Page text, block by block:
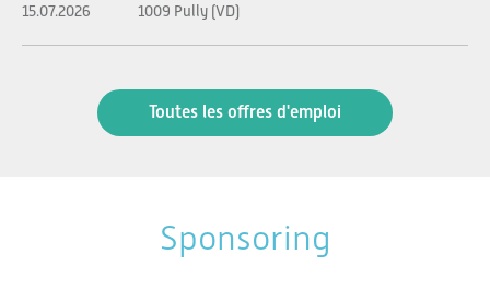
15.07.2026 1009 Pully (VD)
Toutes les offres d'emploi
Sponsoring